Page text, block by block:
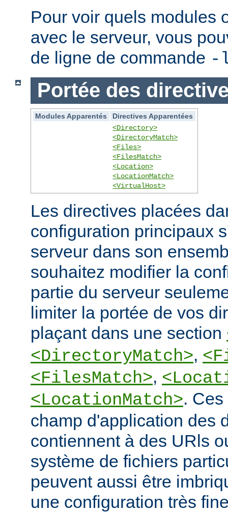
Pour voir quels modules
avec le serveur, vous
de ligne de commande -
Portée des
Modules Apparentés
Directives Apparentées
<Directory>
<DirectoryMatch>
<Files>
<FilesMatch>
<Location>
<LocationMatch>
<VirtualHost>
Les directives placées
configuration principaux
serveur dans son
souhaitez modifier la
partie du serveur
limiter la portée de vos
plaçant dans une section
<DirectoryMatch>,
<FilesMatch>,
<LocationMatch>.
champ d'application des
contiennent à des URls
système de fichiers
peuvent aussi être
une configuration très